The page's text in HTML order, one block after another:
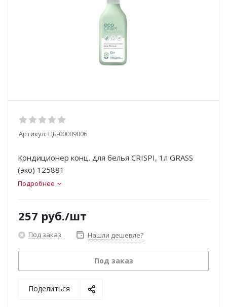
Артикул: ЦБ-00009006
Кондиционер конц. для белья CRISPI, 1л GRASS
(эко) 125881
Подробнее
257 руб./шт
Под заказ Нашли дешевле?
Под заказ
Поделиться